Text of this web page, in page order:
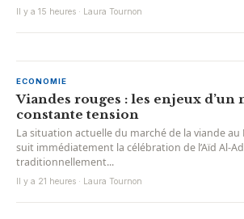
Il y a 15 heures · Laura Tournon
ECONOMIE
Viandes rouges : les enjeux d’un
constante tension
La situation actuelle du marché de la viande
suit immédiatement la célébration de l’Aïd Al-
traditionnellement...
Il y a 21 heures · Laura Tournon